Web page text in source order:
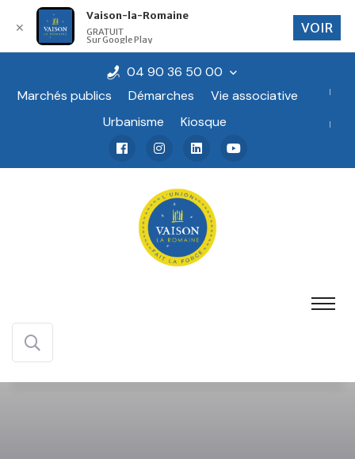
04 90 36 50 00
Marchés publics
Démarches
Vie associative
Urbanisme
Kiosque
✕
Vaison-la-Romaine
GRATUIT
Sur Google Play
VOIR